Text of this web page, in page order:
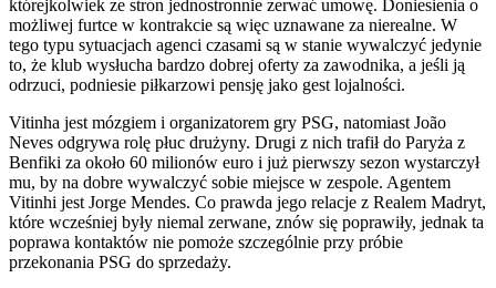
którejkolwiek ze stron jednostronnie zerwać umowę. Doniesienia o
możliwej furtce w kontrakcie są więc uznawane za nierealne. W
tego typu sytuacjach agenci czasami są w stanie wywalczyć jedynie
to, że klub wysłucha bardzo dobrej oferty za zawodnika, a jeśli ją
odrzuci, podniesie piłkarzowi pensję jako gest lojalności.
Vitinha jest mózgiem i organizatorem gry PSG, natomiast João
Neves odgrywa rolę płuc drużyny. Drugi z nich trafił do Paryża z
Benfiki za około 60 milionów euro i już pierwszy sezon wystarczył
mu, by na dobre wywalczyć sobie miejsce w zespole. Agentem
Vitinhi jest Jorge Mendes. Co prawda jego relacje z Realem Madryt,
które wcześniej były niemal zerwane, znów się poprawiły, jednak ta
poprawa kontaktów nie pomoże szczególnie przy próbie
przekonania PSG do sprzedaży.